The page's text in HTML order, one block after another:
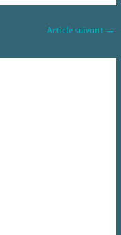
Article suivant →